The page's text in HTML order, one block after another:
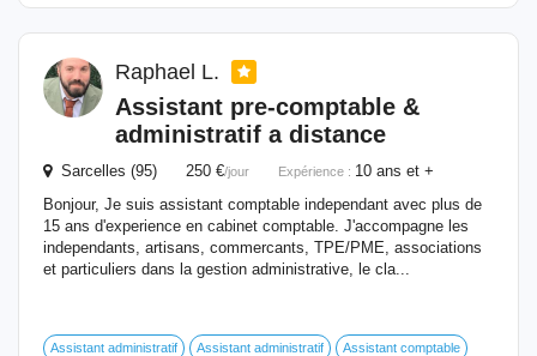
Raphael L.
Assistant pre-comptable &
administratif a distance
Sarcelles (95) 250 €/jour Expérience : 10 ans et +
Bonjour, Je suis assistant comptable independant avec plus de
15 ans d'experience en cabinet comptable. J'accompagne les
independants, artisans, commercants, TPE/PME, associations
et particuliers dans la gestion administrative, le cla...
Assistant administratif Assistant administratif Assistant comptable